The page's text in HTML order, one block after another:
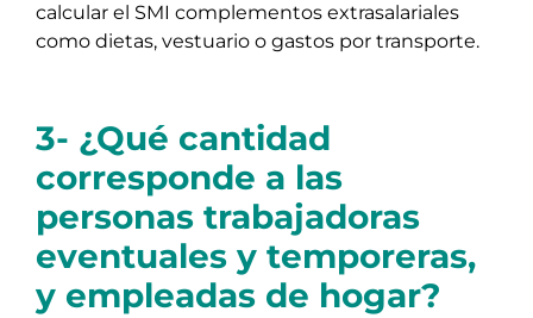
calcular el SMI complementos extrasalariales
como dietas, vestuario o gastos por transporte.
3- ¿Qué cantidad
corresponde a las
personas trabajadoras
eventuales y temporeras,
y empleadas de hogar?